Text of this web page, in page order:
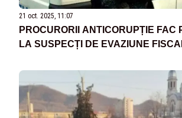
21 oct. 2025, 11:07
PROCURORII ANTICORUPȚIE FAC
LA SUSPECȚI DE EVAZIUNE